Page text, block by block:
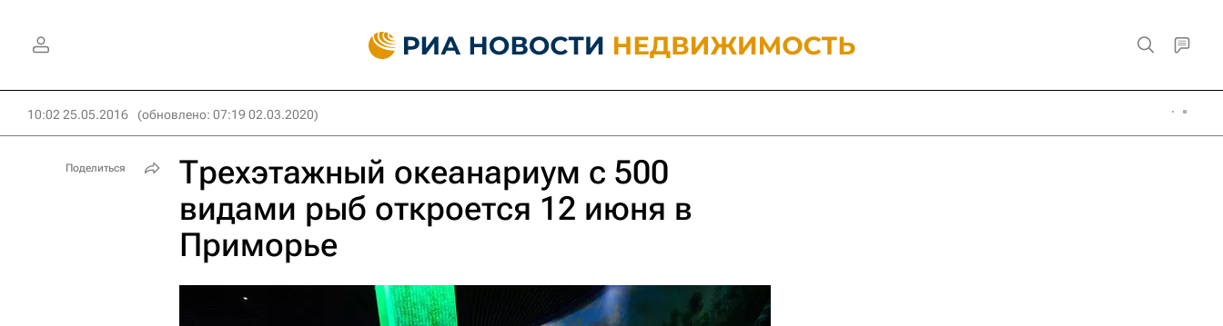
10:02 25.05.2016 (обновлено: 07:19 02.03.2020)
Трехэтажный океанариум с 500
видами рыб откроется 12 июня в
Приморье
Поделиться